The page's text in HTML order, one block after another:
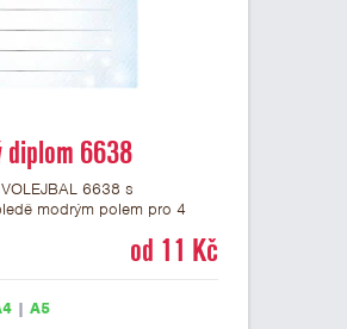
diplom 6638
6638 s
modrým polem pro 4
ve formátu A4 a A5.
od 11 Kč
|A5